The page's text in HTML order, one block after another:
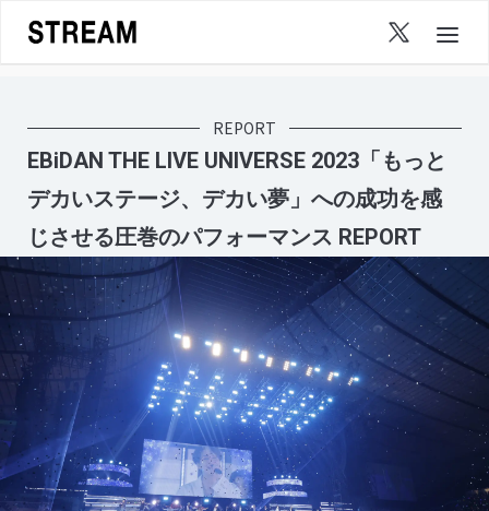
content
REPORT
EBiDAN THE LIVE UNIVERSE 2023「もっと
デカいステージ、デカい夢」への成功を感
じさせる圧巻のパフォーマンス REPORT